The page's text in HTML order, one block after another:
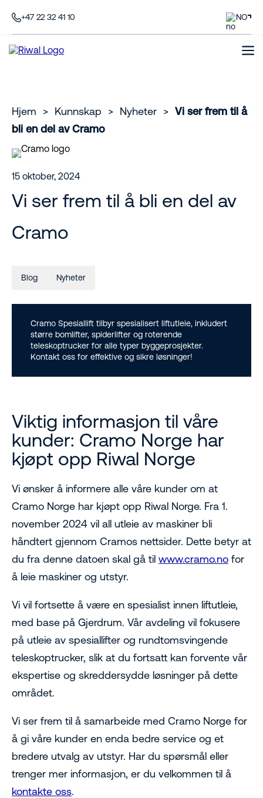
+47 22 32 41 10 NO
Hjem > Kunnskap > Nyheter > Vi ser frem til å
bli en del av Cramo
15 oktober, 2024
Vi ser frem til å bli en del av
Cramo
Blog Nyheter
Cramo Spesiallift tilbyr spesialisert liftutleie, inkludert
større bomlifter, spiderlifter og roterende
teleskoptrucker for alle typer byggeprosjekter.
Kontakt oss for effektive og sikre løsninger!
Viktig informasjon til våre
kunder: Cramo Norge har
kjøpt opp Riwal Norge
Vi ønsker å informere alle våre kunder om at
Cramo Norge har kjøpt opp Riwal Norge. Fra 1.
november 2024 vil all utleie av maskiner bli
håndtert gjennom Cramos nettsider. Dette betyr at
du fra denne datoen skal gå til www.cramo.no for
å leie maskiner og utstyr.
Vi vil fortsette å være en spesialist innen liftutleie,
med base på Gjerdrum. Vår avdeling vil fokusere
på utleie av spesiallifter og rundtomsvingende
teleskoptrucker, slik at du fortsatt kan forvente vår
ekspertise og skreddersydde løsninger på dette
området.
Vi ser frem til å samarbeide med Cramo Norge for
å gi våre kunder en enda bedre service og et
bredere utvalg av utstyr. Har du spørsmål eller
trenger mer informasjon, er du velkommen til å
kontakte oss.